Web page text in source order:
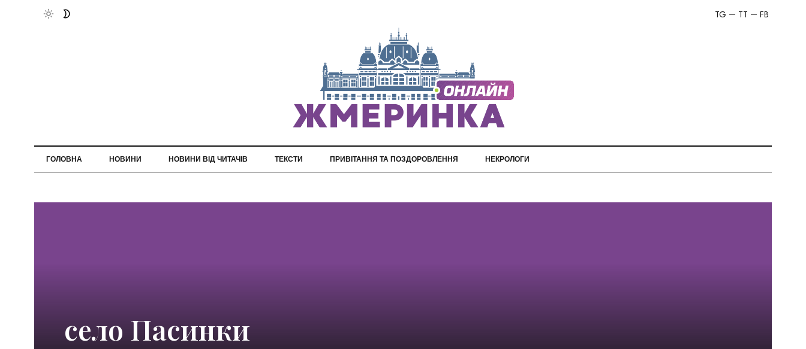
FB
TT
TG
ГОЛОВНА НОВИНИ НОВИНИ ВІД ЧИТАЧІВ ТЕКСТИ ПРИВІТАННЯ ТА ПОЗДОРОВЛЕННЯ НЕКРОЛОГИ
село Пасинки